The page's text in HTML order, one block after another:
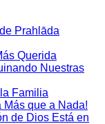
Prahlāda
Querida
Nuestras
Familia
Más que a Nada!
de Dios Está en